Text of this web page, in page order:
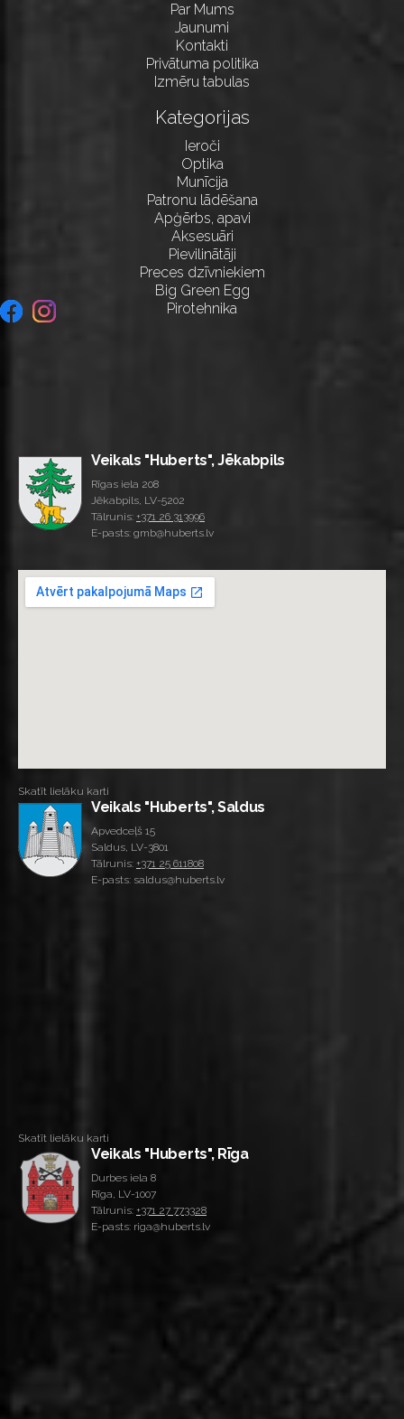
Par Mums
Jaunumi
Kontakti
Privātuma politika
Izmēru tabulas
Kategorijas
Ieroči
Optika
Munīcija
Patronu lādēšana
Apģērbs, apavi
Aksesuāri
Pievilinātāji
Preces dzīvniekiem
Big Green Egg
Pirotehnika
Veikals "Huberts", Jēkabpils
Rīgas iela 208
Jēkabpils, LV-5202
Tālrunis: +371 26 313996
E-pasts: gmb@huberts.lv
Skatīt lielāku karti
Veikals "Huberts", Saldus
Apvedceļš 15
Saldus, LV-3801
Tālrunis: +371 25 611808
E-pasts: saldus@huberts.lv
Skatīt lielāku karti
Veikals "Huberts", Rīga
Durbes iela 8
Rīga, LV-1007
Tālrunis: +371 27 773328
E-pasts: riga@huberts.lv